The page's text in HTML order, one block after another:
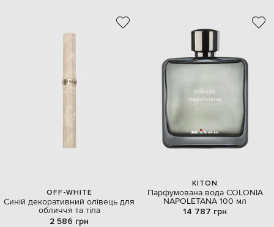
OFF-WHITE
Синій декоративний олівець для
обличчя та тіла
2 586 грн
KITON
Парфумована вода COLONIA
NAPOLETANA 100 мл
14 787 грн